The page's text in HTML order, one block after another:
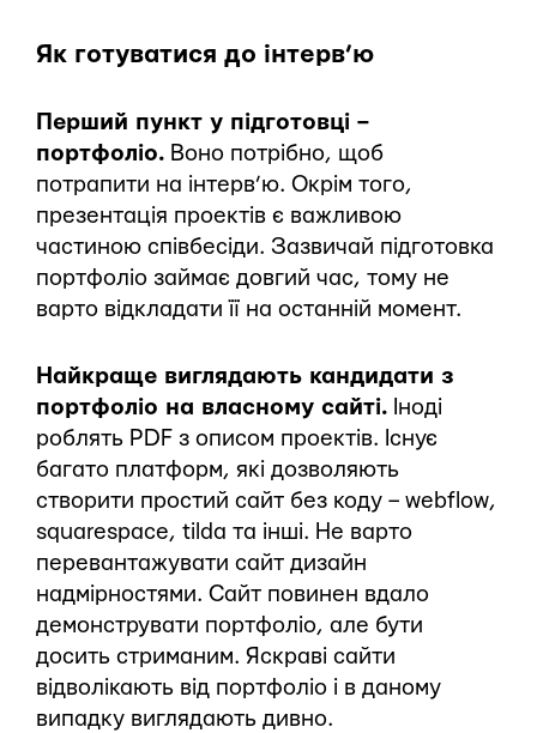
Як готуватися до інтерв’ю
Перший пункт у підготовці –
портфоліо. Воно потрібно, щоб
потрапити на інтерв’ю. Окрім того,
презентація проектів є важливою
частиною співбесіди. Зазвичай підготовка
портфоліо займає довгий час, тому не
варто відкладати її на останній момент.
Найкраще виглядають кандидати з
портфоліо на власному сайті. Іноді
роблять PDF з описом проектів. Існує
багато платформ, які дозволяють
створити простий сайт без коду – webflow,
squarespace, tilda та інші. Не варто
перевантажувати сайт дизайн
надмірностями. Сайт повинен вдало
демонструвати портфоліо, але бути
досить стриманим. Яскраві сайти
відволікають від портфоліо і в даному
випадку виглядають дивно.